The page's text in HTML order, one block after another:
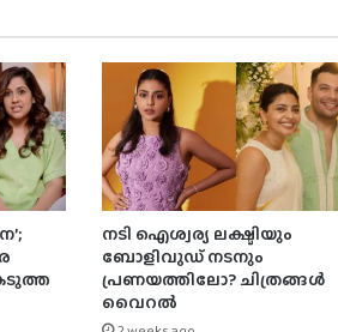
നടി ഐശ്വര്യ ലക്ഷ്മിയും
ബോളിവുഡ് നടനും
പ്രണയത്തിലോ? ചിത്രങ്ങൾ
വെെറൽ